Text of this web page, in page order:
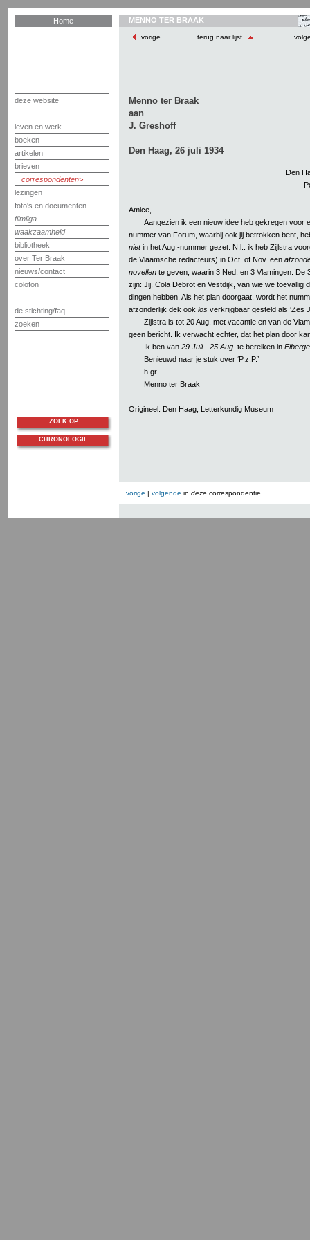
Home
deze website
leven en werk
boeken
artikelen
brieven
correspondenten
lezingen
foto's en documenten
filmliga
waakzaamheid
bibliotheek
over Ter Braak
nieuws/contact
colofon
de stichting/faq
zoeken
MENNO TER BRAAK
vorige terug naar lijst
Menno ter Braak
aan
J. Greshoff
Den Haag, 26 juli 1934
Den
Amice,
Aangezien ik een nieuw idee heb gekregen voor
nummer van Forum, waarbij ook jij betrokken bent,
nietin het Aug.-nummer gezet. N.l.: ik heb Zijlstra
de Vlaamsche redacteurs) in Oct. of Nov. een
novellen te geven, waarin 3 Ned. en 3 Vlamingen. De
zijn: Jij, Cola Debrot en Vestdijk, van wie we toevallig
dingen hebben. Als het plan doorgaat, wordt het
afzonderlijk dek ook los verkrijgbaar gesteld als ‘Zes
Zijlstra is tot 20 Aug. met vacantie en van de
geen bericht. Ik verwacht echter, dat het plan door
Ik ben van 29 Juli - 25 Aug. te bereiken in
Benieuwd naar je stuk over ‘P.z.P.’
h.gr.
Menno ter Braak
Origineel: Den Haag, Letterkundig Museum
vorige | volgende in deze correspondentie
ZOEK OP
CHRONOLOGIE